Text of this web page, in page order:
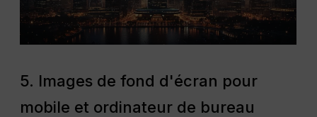
5. Images de fond d'écran pour
mobile et ordinateur de bureau